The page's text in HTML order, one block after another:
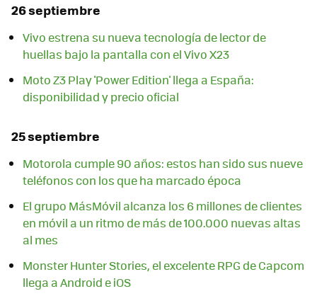
26 septiembre
Vivo estrena su nueva tecnología de lector de
huellas bajo la pantalla con el Vivo X23
Moto Z3 Play 'Power Edition' llega a España:
disponibilidad y precio oficial
25 septiembre
Motorola cumple 90 años: estos han sido sus nueve
teléfonos con los que ha marcado época
El grupo MásMóvil alcanza los 6 millones de clientes
en móvil a un ritmo de más de 100.000 nuevas altas
al mes
Monster Hunter Stories, el excelente RPG de Capcom
llega a Android e iOS